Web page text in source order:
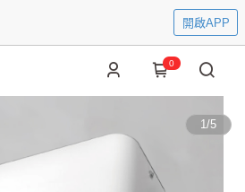
開啟APP
0
1/5